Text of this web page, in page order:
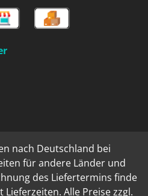
nach Deutschland bei
für andere Länder und
des Liefertermins finde
Lieferzeiten. Alle Preise zzgl.